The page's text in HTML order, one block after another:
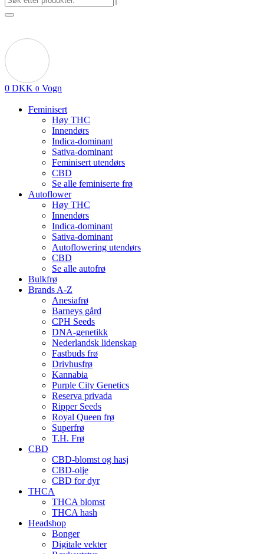
0 DKK 0 Vogn
Feminisert
Høy THC
Innendørs
Indica-dominant
Sativa-dominant
Feminisert utendørs
CBD
Se alle feminiserte frø
Autoflower
Høy THC
Innendørs
Indica-dominant
Sativa-dominant
Autoflowering utendørs
CBD
Se alle autofrø
Bulkfrø
Brands A-Z
Anesiafrø
Barneys gård
CPH Seeds
DNA-genetikk
Nederlandsk lidenskap
Fastbuds frø
Drivhusfrø
Kannabia
Purple City Genetics
Reserva privada
Ripper Seeds
Royal Queen frø
Superfrø
T.H. Frø
CBD
CBD-blomst og hasj
CBD-olje
CBD for dyr
THCA
THCA blomst
THCA hash
Headshop
Bonger
Digitale vekter